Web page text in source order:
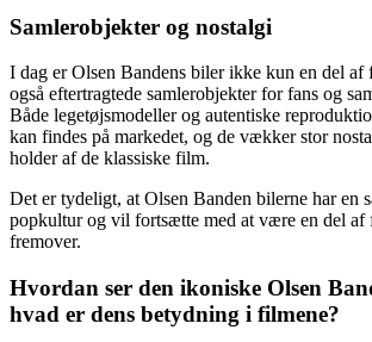
Samlerobjekter og nostalgi
I dag er Olsen Bandens biler ikke kun en del af
også eftertragtede samlerobjekter for fans og
Både legetøjsmodeller og autentiske
kan findes på markedet, og de vækker stor
holder af de klassiske film.
Det er tydeligt, at Olsen Banden bilerne har en
popkultur og vil fortsætte med at være en del af
fremover.
Hvordan ser den ikoniske Olsen
hvad er dens betydning i filmene?